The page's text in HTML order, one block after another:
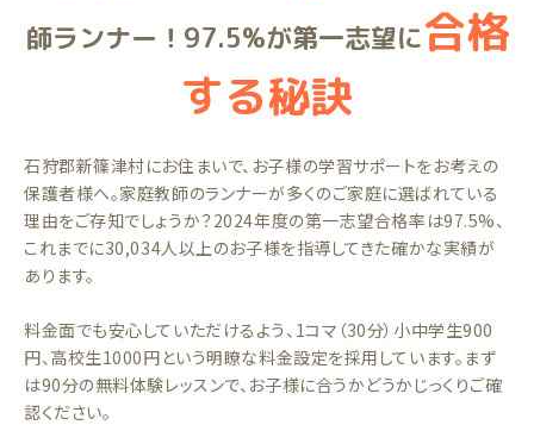
師ランナー！97.5%が第一志望に合格
する秘訣
石狩郡新篠津村にお住まいで、お子様の学習サポートをお考えの
保護者様へ。家庭教師のランナーが多くのご家庭に選ばれている
理由をご存知でしょうか？2024年度の第一志望合格率は97.5%、
これまでに30,034人以上のお子様を指導してきた確かな実績が
あります。
料金面でも安心していただけるよう、1コマ（30分）小中学生900
円、高校生1000円という明瞭な料金設定を採用しています。まず
は90分の無料体験レッスンで、お子様に合うかどうかじっくりご確
認ください。